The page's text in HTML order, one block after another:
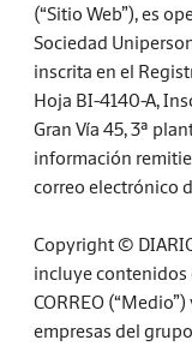
(“Sitio Web”), es
Sociedad
inscrita en el
Hoja BI-4140-A,
Gran Vía 45, 3ª
información
correo electrónico
Copyright © DIARIO
incluye contenidos
CORREO
empresas del